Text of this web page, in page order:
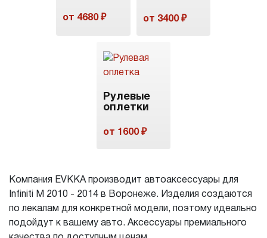
от 4680 ₽ от 3400 ₽
Рулевые
оплетки
от 1600 ₽
Компания EVKKA производит автоаксессуары для
Infiniti M 2010 - 2014 в Воронеже. Изделия создаются
по лекалам для конкретной модели, поэтому идеально
подойдут к вашему авто. Аксессуары премиального